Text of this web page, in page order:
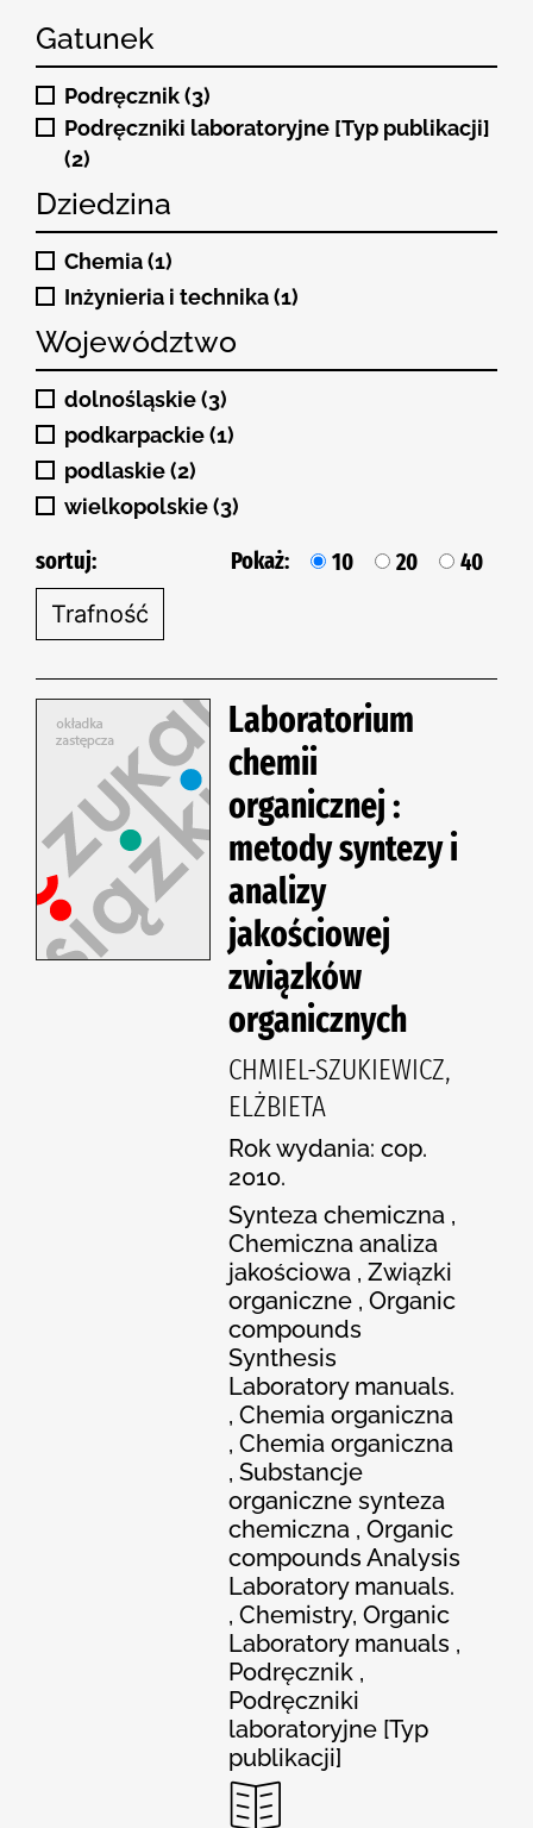
Gatunek
Podręcznik (3)
Podręczniki laboratoryjne [Typ publikacji]
(2)
Dziedzina
Chemia (1)
Inżynieria i technika (1)
Województwo
dolnośląskie (3)
podkarpackie (1)
podlaskie (2)
wielkopolskie (3)
sortuj: Pokaż: 10 20 40
Laboratorium
chemii
organicznej :
metody syntezy i
analizy
jakościowej
związków
organicznych
CHMIEL-SZUKIEWICZ,
ELŻBIETA
Rok wydania: cop.
2010.
Synteza chemiczna ,
Chemiczna analiza
jakościowa , Związki
organiczne , Organic
compounds
Synthesis
Laboratory manuals.
, Chemia organiczna
, Chemia organiczna
, Substancje
organiczne synteza
chemiczna , Organic
compounds Analysis
Laboratory manuals.
, Chemistry, Organic
Laboratory manuals ,
Podręcznik ,
Podręczniki
laboratoryjne [Typ
publikacji]